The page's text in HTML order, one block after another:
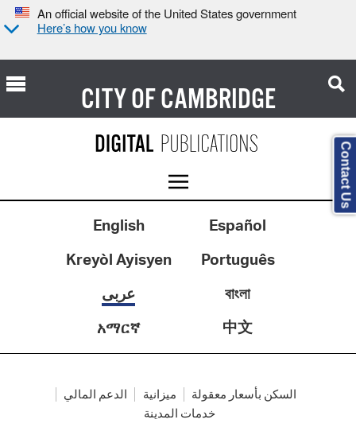
An official website of the United States government
Here’s how you know
CITY OFCAMBRIDGE
English
Español
Kreyòl Ayisyen
Português
عربى
বাংলা
አማርኛ
中文
السكن بأسعار معقولة ميزانية
الدعم المالي
خدمات المدينة
Contact Us